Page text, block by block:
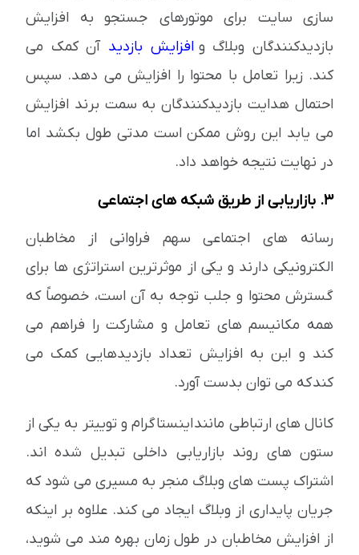
سازی سایت برای موتورهای جستجو به افزایش
بازدیدکنندگان وبلاگ وافزایش بازدید آن کمک می
کند. زیرا تعامل با محتوا را افزایش می دهد. سپس
احتمال هدایت بازدیدکنندگان به سمت برند افزایش
می یابد این روش ممکن است مدتی طول بکشد اما
در نهایت نتیجه خواهد داد.
3. بازاریابی از طریق شبکه های اجتماعی
رسانه های اجتماعی سهم فراوانی از مخاطبان
الکترونیکی دارند و یکی از موثرترین استراتژی ها برای
گسترش محتوا و جلب توجه به آن است، خصوصاً که
همه مکانیسم های تعامل و مشارکت را فراهم می
کند و این به افزایش تعداد بازدیدهایی کمک می
کند که می توان بدست آورد.
کانال های ارتباطی مانند اینستاگرام و توییتر به یکی از
ستون های روند بازاریابی داخلی تبدیل شده اند.
اشتراک پست های وبلاگ منجر به مسیری می شود که
جریان پایداری از وبلاگ ایجاد می کند. علاوه بر اینکه
از افزایش مخاطبان در طول زمان بهره مند می شوید،